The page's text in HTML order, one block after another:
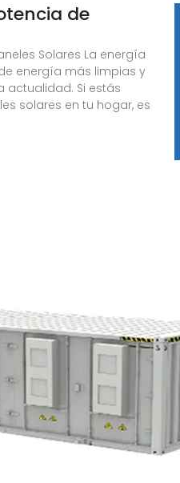
de
Solares La energía
energía más limpias y
actualidad. Si estás
solares en tu hogar, es